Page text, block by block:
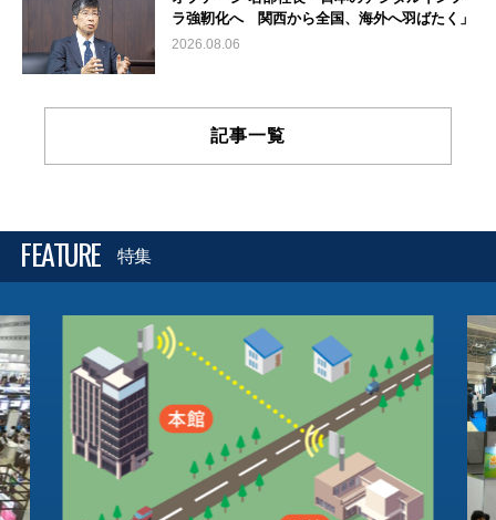
ラ強靭化へ 関西から全国、海外へ羽ばたく」
2026.08.06
記事一覧
FEATURE 特集